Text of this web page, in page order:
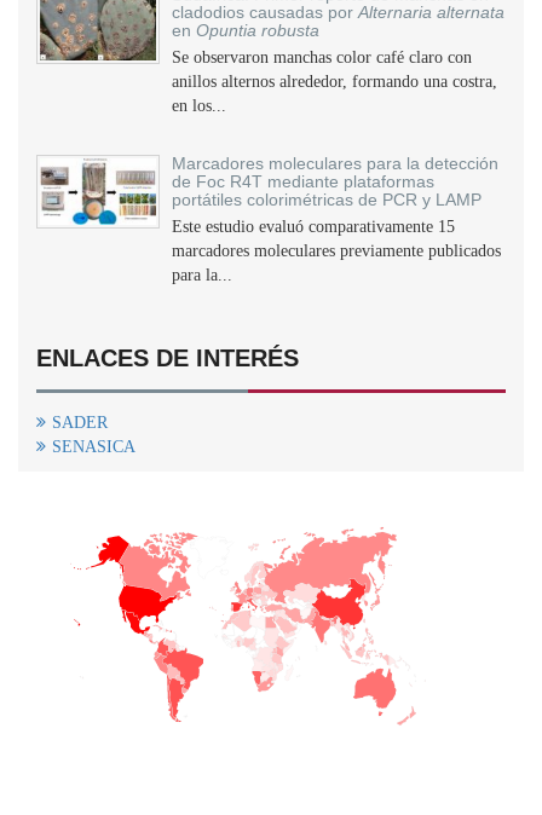
cladodios causadas por Alternaria alternata
en Opuntia robusta
Se observaron manchas color café claro con
anillos alternos alrededor, formando una costra,
en los...
Marcadores moleculares para la detección
de Foc R4T mediante plataformas
portátiles colorimétricas de PCR y LAMP
Este estudio evaluó comparativamente 15
marcadores moleculares previamente publicados
para la...
ENLACES DE INTERÉS
SADER
SENASICA